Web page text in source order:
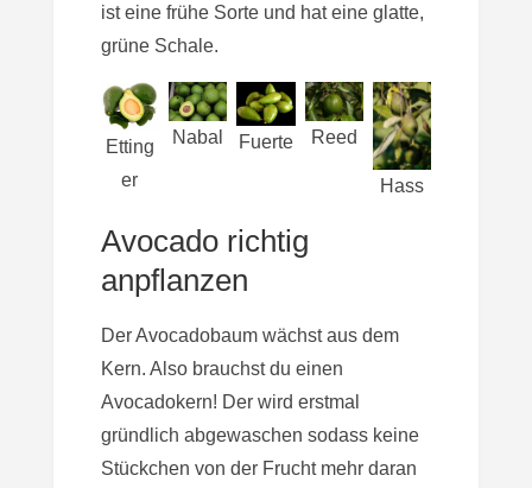
ist eine frühe Sorte und hat eine glatte,
grüne Schale.
Etting
er
Nabal Fuerte Reed
Hass
Avocado richtig
anpflanzen
Der Avocadobaum wächst aus dem
Kern. Also brauchst du einen
Avocadokern! Der wird erstmal
gründlich abgewaschen sodass keine
Stückchen von der Frucht mehr daran